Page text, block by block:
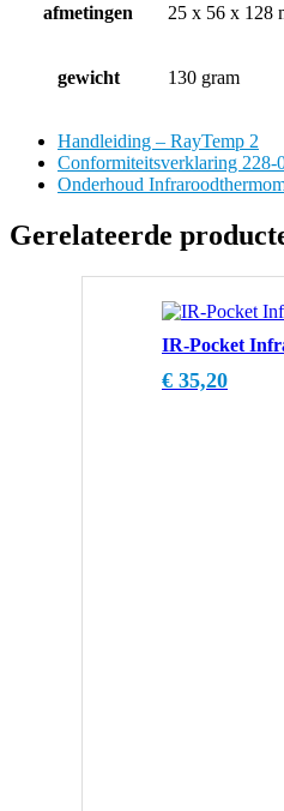
afmetingen 25 x 56 x 128
gewicht 130 gram
Handleiding – RayTemp 2
Conformiteitsverklaring 228-
Onderhoud
Gerelateerde
IR-Pocket
€ 35,20